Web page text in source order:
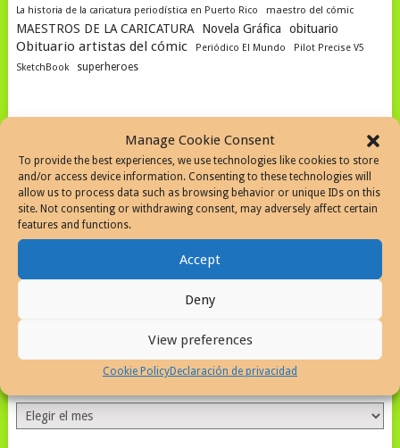
Manage Cookie Consent
To provide the best experiences, we use technologies like cookies to store
and/or access device information. Consenting to these technologies will
allow us to process data such as browsing behavior or unique IDs on this
site. Not consenting or withdrawing consent, may adversely affect certain
features and functions.
Accept
Deny
View preferences
Cookie PolicyDeclaración de privacidad
La historia de la caricatura periodística en Puerto Rico
maestro del cómic
MAESTROS DE LA CARICATURA Novela Gráfica obituario
Obituario artistas del cómic Periódico El Mundo
Pilot Precise V5
SketchBook
superheroes
SEARCH THE WEB
ALL MONTHS STORIES
ALL
MONTHS